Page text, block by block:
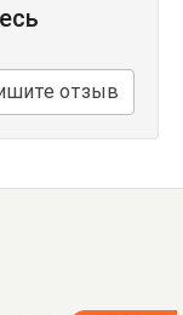
отзыв